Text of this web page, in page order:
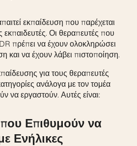
εκπαίδευση που παρέχεται
εκπαιδευτές. Οι θεραπευτές που
πρέπει να έχουν ολοκληρώσει
και να έχουν λάβει πιστοποίηση.
για τους θεραπευτές
ανάλογα με τον τομέα
να εργαστούν. Αυτές είναι:
Επιθυμούν να
Ενήλικες